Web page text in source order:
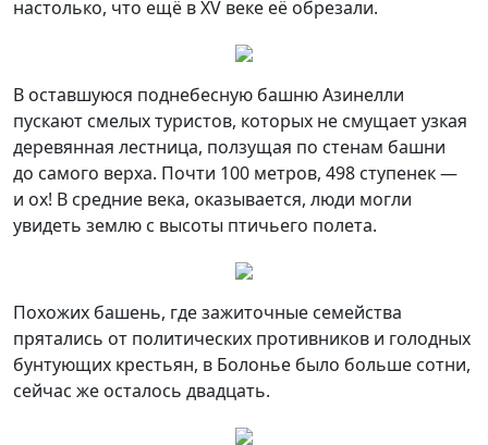
настолько, что ещё в XV веке её обрезали.
В оставшуюся поднебесную башню Азинелли
пускают смелых туристов, которых не смущает узкая
деревянная лестница, ползущая по стенам башни
до самого верха. Почти 100 метров, 498 ступенек —
и ох! В средние века, оказывается, люди могли
увидеть землю с высоты птичьего полета.
Похожих башень, где зажиточные семейства
прятались от политических противников и голодных
бунтующих крестьян, в Болонье было больше сотни,
сейчас же осталось двадцать.